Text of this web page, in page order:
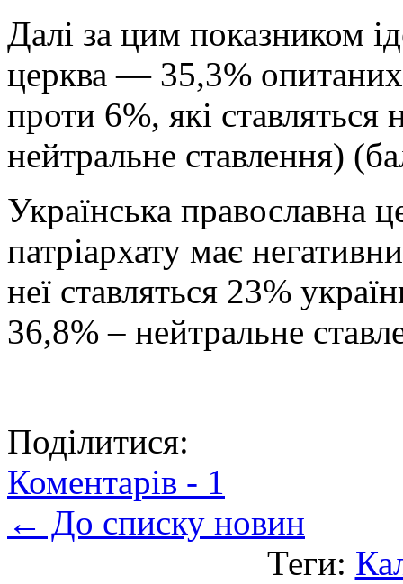
Далі за цим показником
церква — 35,3% опитаних
проти 6%, які
нейтральне ставлення)
Українська православна
патріархату має
неї ставляться 23%
36,8% – нейтральне
Поділитися:
Коментарів - 1
← До списку новин
Теги: